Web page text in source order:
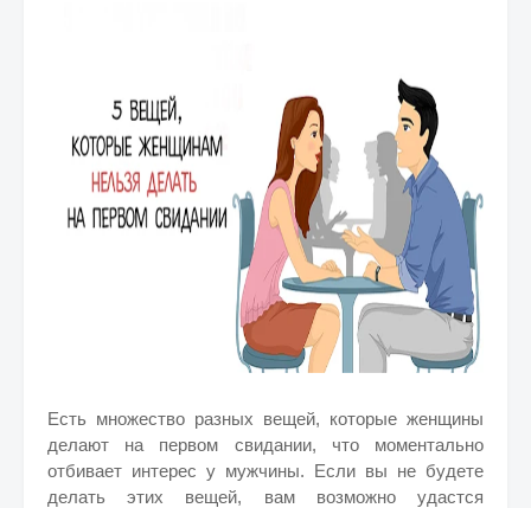
Есть множество разных вещей, которые женщины
делают на первом свидании, что моментально
отбивает интерес у мужчины. Если вы не будете
делать этих вещей, вам возможно удастся